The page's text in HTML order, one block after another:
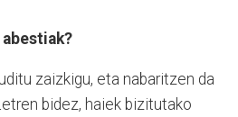
zaizkigu, eta nabaritzen da
bidez, haiek bizitutako